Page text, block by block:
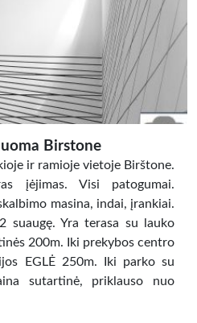
Birstone
ir ramioje vietoje Birštone.
įėjimas. Visi patogumai.
masina, indai, įrankiai.
suaugę. Yra terasa su lauko
200m. Iki prekybos centro
EGLĖ 250m. Iki parko su
sutartinė, priklauso nuo